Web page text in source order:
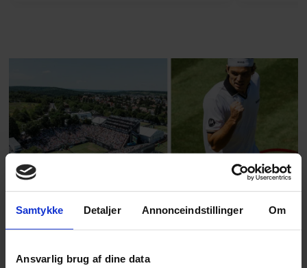
Samtykke Detaljer Annonceindstillinger Om
Ansvarlig brug af dine data
blevet voksen. Her indtager
fortællerens plads i et portræt om
arv, angst, familieliv, frygten for
at miste stemmen og den
livsglæde, han nægter at give slip
SPONSORERET INDHOLD
Fra BOSS OPEN i Stuttgart til det kommende partnerskab